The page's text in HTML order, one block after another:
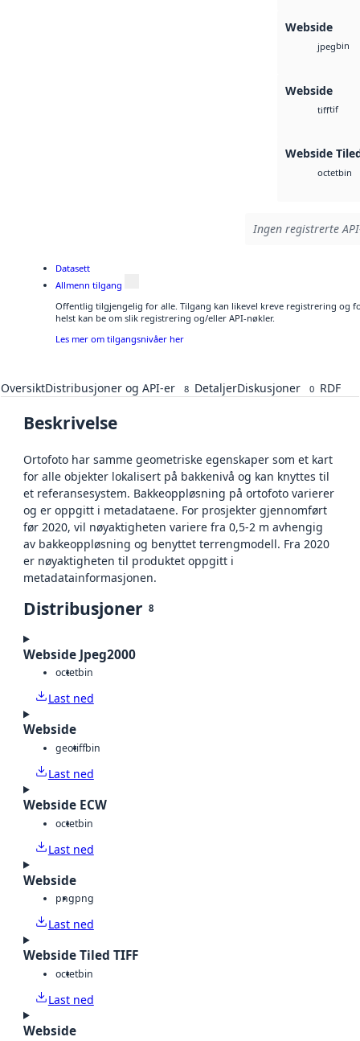
Webside
jpegbin
Webside
tifftif
Webside
octetbin
Ingen registrerte
Datasett
Allmenn tilgang
Offentlig tilgjengelig for alle. Tilgang kan likevel kreve registrering og
helst kan be om slik registrering og/eller API-nøkler.
Les mer om tilgangsnivåer her
OversiktDistribusjoner og API-er 8 DetaljerDiskusjoner 0 RDF
Beskrivelse
Ortofoto har samme geometriske egenskaper som et kart
for alle objekter lokalisert på bakkenivå og kan knyttes til
et referansesystem. Bakkeoppløsning på ortofoto varierer
og er oppgitt i metadataene. For prosjekter gjennomført
før 2020, vil nøyaktigheten variere fra 0,5-2 m avhengig
av bakkeoppløsning og benyttet terrengmodell. Fra 2020
er nøyaktigheten til produktet oppgitt i
metadatainformasjonen.
Distribusjoner 8
Webside Jpeg2000
octetbin
Last ned
Webside
geotiffbin
Last ned
Webside ECW
octetbin
Last ned
Webside
pngpng
Last ned
Webside Tiled TIFF
octetbin
Last ned
Webside